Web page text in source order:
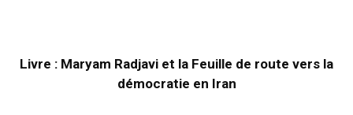
Livre : Maryam Radjavi et la Feuille de route vers la
démocratie en Iran